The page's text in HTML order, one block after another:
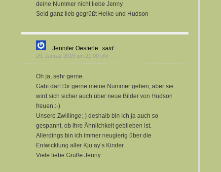
deine Nummer nicht liebe Jenny
Seid ganz lieb gegrüßt Heike und Hudson
Jennifer Oesterle said:
29. Januar 2019 um 21:00 Uhr
Oh ja, sehr gerne.
Gabi darf Dir gerne meine Nummer geben, aber sie
wird sich sicher auch über neue Bilder von Hudson
freuen.:-)
Unsere Zwillinge;-) deshalb bin ich ja auch so
gespannt, ob ihre Ähnlichkeit geblieben ist.
Allerdings bin ich immer neugierig über die
Entwicklung aller Kju ay’s Kinder.
Viele liebe Grüße Jenny